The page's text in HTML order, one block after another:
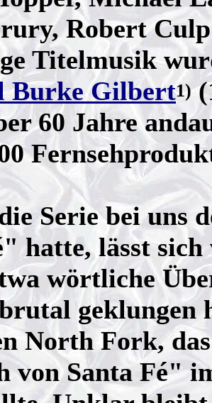
Robert
Titelmusik
Burke Gilbert1)
60 Jahre
Serie bei uns
hatte, lässt
wörtliche
geklungen
North Fork,
von Santa Fé"